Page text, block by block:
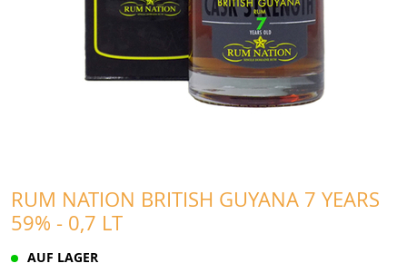
RUM NATION BRITISH GUYANA 7 YEARS
59% - 0,7 LT
AUF LAGER